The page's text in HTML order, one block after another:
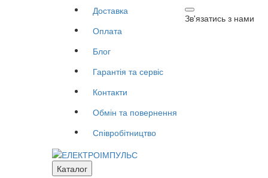
Доставка
Оплата
Блог
Гарантія та сервіс
Контакти
Обмін та повернення
Співробітництво
Зв'язатись з нами
Каталог